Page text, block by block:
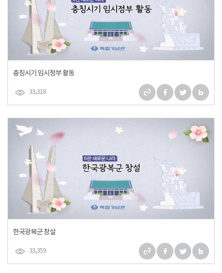
충칭시기 임시정부 활동
33,318
한국광복군 창설
33,359